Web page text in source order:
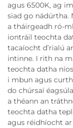
agus 6500K, ag
siad go nádúrtha.
a tháirgeadh ró-
iontráil teochta
tacaíocht d’rialú
intinne. I rith na
teochta datha
i mbun agus
do chúrsaí
a théann an
teochta datha
agus réidhíocht